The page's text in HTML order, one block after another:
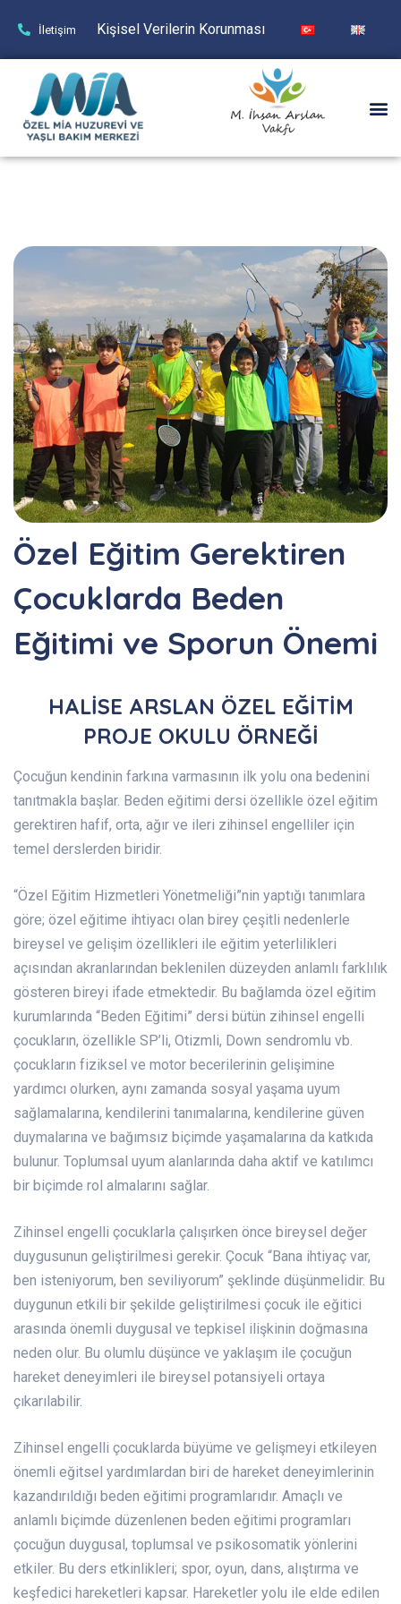
İletişim Kişisel Verilerin Korunması
Özel Eğitim Gerektiren
Çocuklarda Beden
Eğitimi ve Sporun Önemi
HALİSE ARSLAN ÖZEL EĞİTİM
PROJE OKULU ÖRNEĞİ
Çocuğun kendinin farkına varmasının ilk yolu ona bedenini
tanıtmakla başlar. Beden eğitimi dersi özellikle özel eğitim
gerektiren hafif, orta, ağır ve ileri zihinsel engelliler için
temel derslerden biridir.
“Özel Eğitim Hizmetleri Yönetmeliği”nin yaptığı tanımlara
göre; özel eğitime ihtiyacı olan birey çeşitli nedenlerle
bireysel ve gelişim özellikleri ile eğitim yeterlilikleri
açısından akranlarından beklenilen düzeyden anlamlı farklılık
gösteren bireyi ifade etmektedir. Bu bağlamda özel eğitim
kurumlarında “Beden Eğitimi” dersi bütün zihinsel engelli
çocukların, özellikle SP’li, Otizmli, Down sendromlu vb.
çocukların fiziksel ve motor becerilerinin gelişimine
yardımcı olurken, aynı zamanda sosyal yaşama uyum
sağlamalarına, kendilerini tanımalarına, kendilerine güven
duymalarına ve bağımsız biçimde yaşamalarına da katkıda
bulunur. Toplumsal uyum alanlarında daha aktif ve katılımcı
bir biçimde rol almalarını sağlar.
Zihinsel engelli çocuklarla çalışırken önce bireysel değer
duygusunun geliştirilmesi gerekir. Çocuk “Bana ihtiyaç var,
ben isteniyorum, ben seviliyorum” şeklinde düşünmelidir. Bu
duygunun etkili bir şekilde geliştirilmesi çocuk ile eğitici
arasında önemli duygusal ve tepkisel ilişkinin doğmasına
neden olur. Bu olumlu düşünce ve yaklaşım ile çocuğun
hareket deneyimleri ile bireysel potansiyeli ortaya
çıkarılabilir.
Zihinsel engelli çocuklarda büyüme ve gelişmeyi etkileyen
önemli eğitsel yardımlardan biri de hareket deneyimlerinin
kazandırıldığı beden eğitimi programlarıdır. Amaçlı ve
anlamlı biçimde düzenlenen beden eğitimi programları
çocuğun duygusal, toplumsal ve psikosomatik yönlerini
etkiler. Bu ders etkinlikleri; spor, oyun, dans, alıştırma ve
keşfedici hareketleri kapsar. Hareketler yolu ile elde edilen